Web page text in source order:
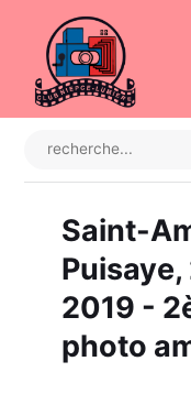
Saint-
Puisaye,
2019 -
photo